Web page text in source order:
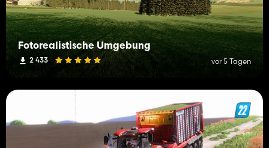
Fotorealistische Umgebung
2 433 vor 5 Tagen